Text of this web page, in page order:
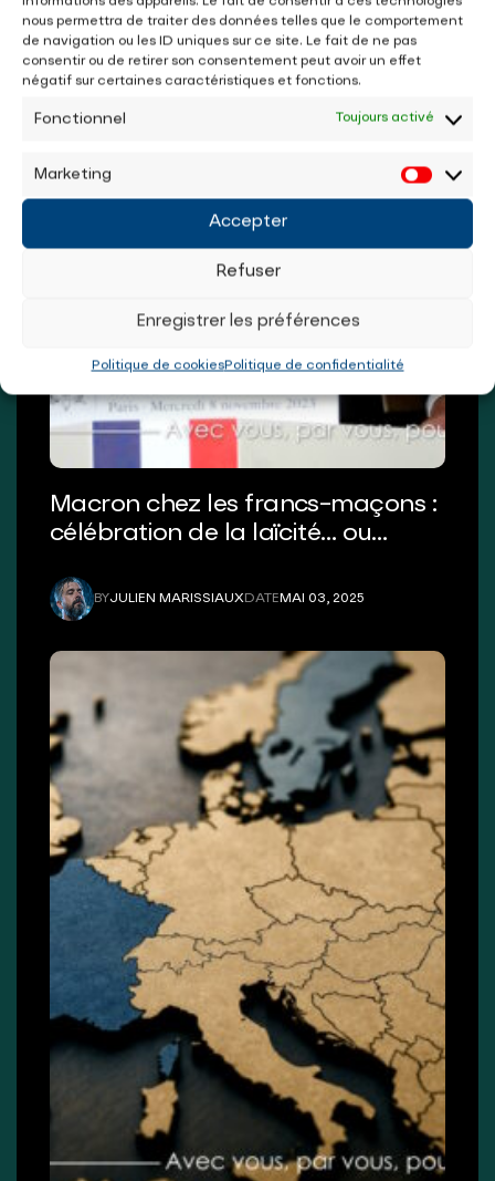
nous permettra de traiter des données telles que le comportement
de navigation ou les ID uniques sur ce site. Le fait de ne pas
consentir ou de retirer son consentement peut avoir un effet
négatif sur certaines caractéristiques et fonctions.
Fonctionnel Toujours activé
Marketing
Accepter
Refuser
Enregistrer les préférences
Politique de cookiesPolitique de confidentialité
Macron chez les francs-maçons :
célébration de la laïcité… ou
caché ?
BYJULIEN MARISSIAUXDATE MAI 03, 2025